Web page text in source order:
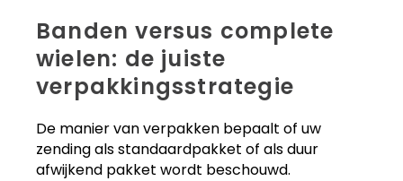
Banden versus complete
wielen: de juiste
verpakkingsstrategie
De manier van verpakken bepaalt of uw
zending als standaardpakket of als duur
afwijkend pakket wordt beschouwd.